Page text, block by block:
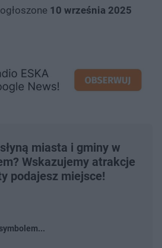
10 września 2025
miasta i gminy w
Wskazujemy atrakcje
podajesz miejsce!